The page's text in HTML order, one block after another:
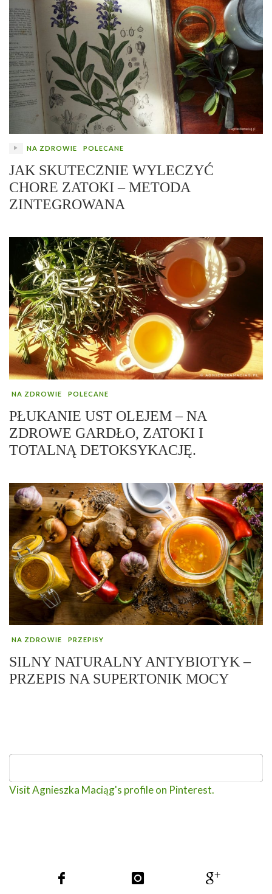
NA ZDROWIE POLECANE
JAK SKUTECZNIE WYLECZYĆ
CHORE ZATOKI – METODA
ZINTEGROWANA
NA ZDROWIE POLECANE
PŁUKANIE UST OLEJEM – NA
ZDROWE GARDŁO, ZATOKI I
TOTALNĄ DETOKSYKACJĘ.
NA ZDROWIE PRZEPISY
SILNY NATURALNY ANTYBIOTYK –
PRZEPIS NA SUPERTONIK MOCY
Visit Agnieszka Maciąg's profile on Pinterest.